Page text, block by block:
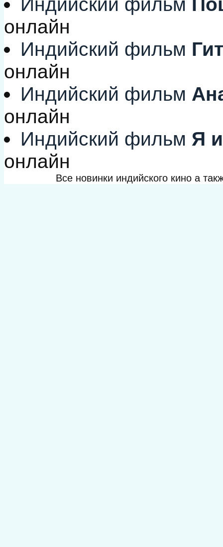
онлайн
Индийский фильм
онлайн
Индийский фильм
онлайн
Индийский фильм Я
онлайн
Все новинки индийского кино а